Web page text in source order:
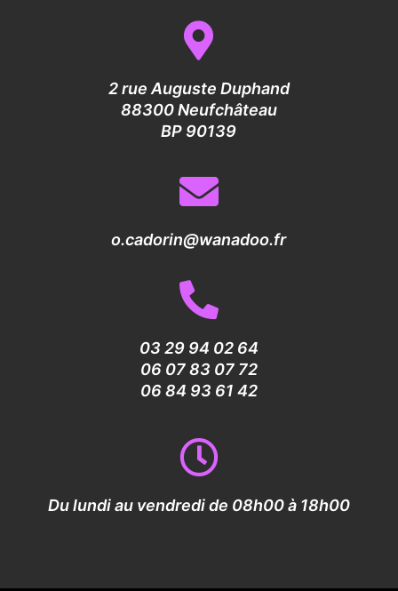
2 rue Auguste Duphand
88300 Neufchâteau
BP 90139
o.cadorin@wanadoo.fr
03 29 94 02 64
06 07 83 07 72
06 84 93 61 42
Du lundi au vendredi de 08h00 à 18h00